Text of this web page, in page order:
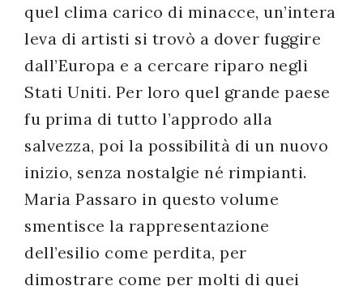
quel clima carico di minacce, un’intera
leva di artisti si trovò a dover fuggire
dall’Europa e a cercare riparo negli
Stati Uniti. Per loro quel grande paese
fu prima di tutto l’approdo alla
salvezza, poi la possibilità di un nuovo
inizio, senza nostalgie né rimpianti.
Maria Passaro in questo volume
smentisce la rappresentazione
dell’esilio come perdita, per
dimostrare come per molti di quei